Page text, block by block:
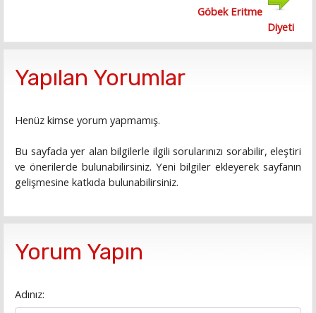
Göbek Eritme
Diyeti
Yapılan Yorumlar
Henüz kimse yorum yapmamış.
Bu sayfada yer alan bilgilerle ilgili sorularınızı sorabilir, eleştiri
ve önerilerde bulunabilirsiniz. Yeni bilgiler ekleyerek sayfanın
gelişmesine katkıda bulunabilirsiniz.
Yorum Yapın
Adınız: